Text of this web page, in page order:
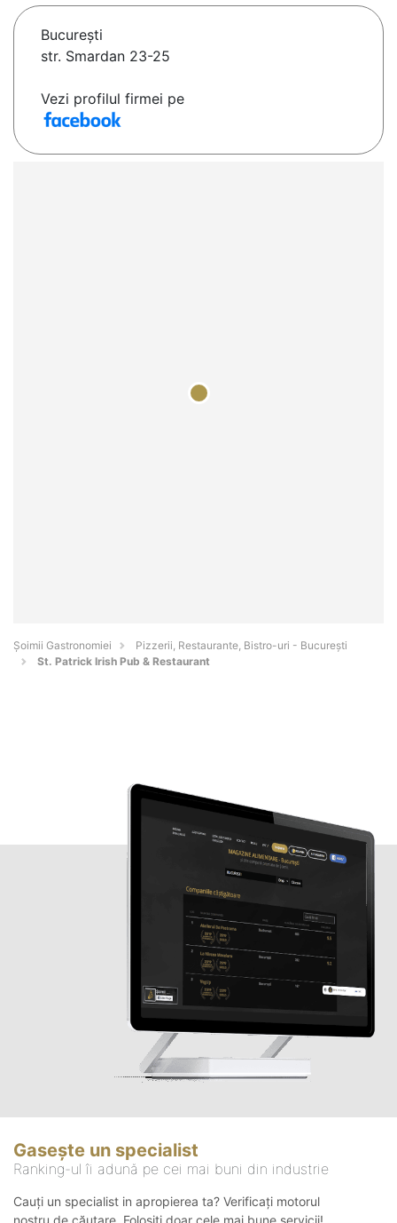
Bucureşti
str. Smardan 23-25
Vezi profilul firmei pe
Șoimii Gastronomiei
Pizzerii, Restaurante, Bistro-uri - Bucureşti
St. Patrick Irish Pub & Restaurant
Gasește un specialist
Ranking-ul îi adună pe cei mai buni din industrie
Cauți un specialist in apropierea ta? Verificați motorul
nostru de căutare. Folosiți doar cele mai bune servicii!